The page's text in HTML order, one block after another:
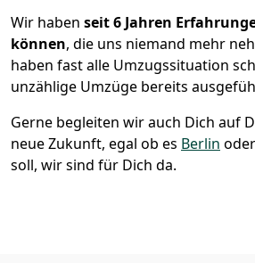
Wir haben seit6 Jahren
können, die uns niemand mehr
haben fast alle Umzugssituation
unzählige Umzüge bereits
Gerne begleiten wir auch Dich auf
neue Zukunft, egal ob es Berlin
soll, wir sind für Dich da.